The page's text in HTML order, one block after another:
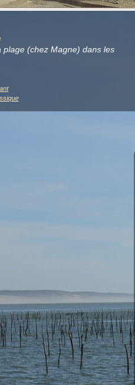
(chez Magne) dans les